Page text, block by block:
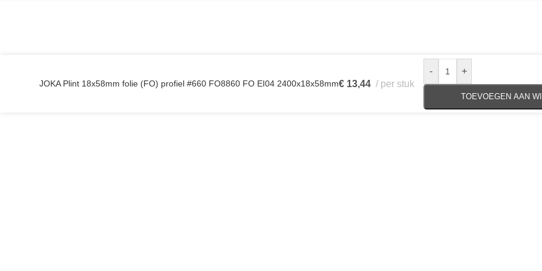
JOKA Plint 18x58mm folie (FO) profiel #660 FO8860 FO EI04 2400x18x58mm€ 13,44 per stuk
- +
TOEVOEGEN AAN